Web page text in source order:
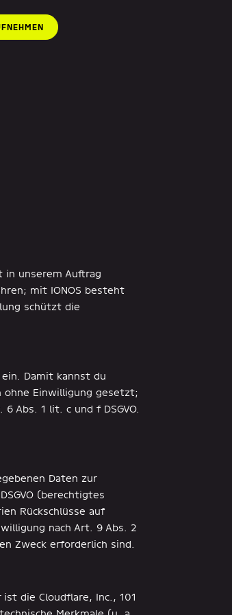
in unserem Auftrag
mit IONOS besteht
schützt die
Damit kannst du
ohne Einwilligung gesetzt;
Abs. 1 lit. c und f DSGVO.
Daten zur
(berechtigtes
Rückschlüsse auf
nach Art. 9 Abs. 2
Zweck erforderlich sind.
die Cloudflare, Inc., 101